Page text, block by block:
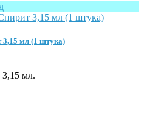
мл (1 штука)
3,15 мл.